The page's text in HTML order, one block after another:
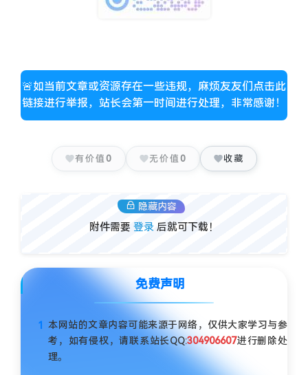
🚨如当前文章或资源存在一些违规，麻烦友友们点击此
链接进行举报，站长会第一时间进行处理，非常感谢！
有价值 0 无价值 0 收藏
隐藏内容
附件需要 登录 后就可下载！
免费声明
本网站的文章内容可能来源于网络，仅供大家学习与参
考，如有侵权，请联系站长QQ:304906607进行删除处
理。